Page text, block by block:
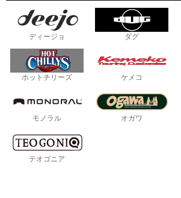
ディージョ ダグ
ホットチリーズ ケメコ
モノラル オガワ
テオゴニア